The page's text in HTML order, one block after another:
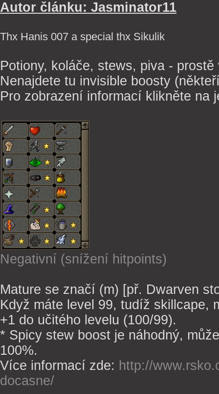
Autor článku: Jasminator11
Thx Hanis 007 a special thx Sikulik
Potiony, koláče, stews, piva -
Nenajdete tu invisible boosty
Pro zobrazení informací klikněte na
Negativní (snížení hitpoints)
Mature se značí (m) [př. Dwarven
Když máte level 99, tudíž skillcape,
+1 do učitého levelu (100/99).
* Spicy stew boost je náhodný,
100%.
Více informací zde: http://
docasne/